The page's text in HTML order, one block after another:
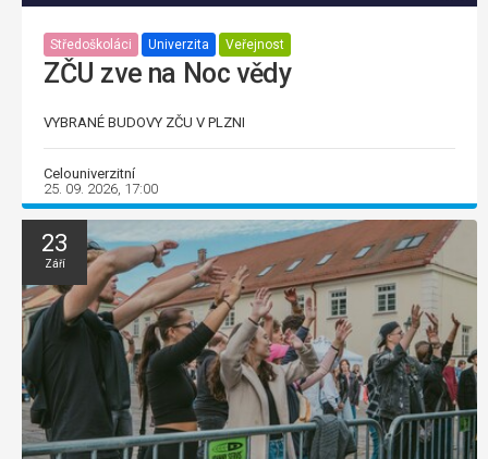
Středoškoláci Univerzita Veřejnost
ZČU zve na Noc vědy
VYBRANÉ BUDOVY ZČU V PLZNI
Celouniverzitní
25. 09. 2026, 17:00
23
Září